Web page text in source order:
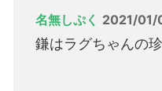
名無しぷく 2021/01/
鎌はラグちゃんの